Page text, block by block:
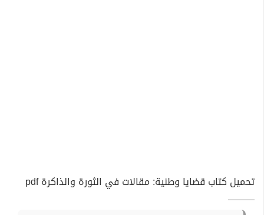
تحميل كتاب قضايا وطنية: مقالات في الثورة والذاكرة pdf